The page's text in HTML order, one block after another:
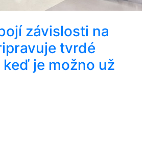
závislosti na
tvrdé
je možno už